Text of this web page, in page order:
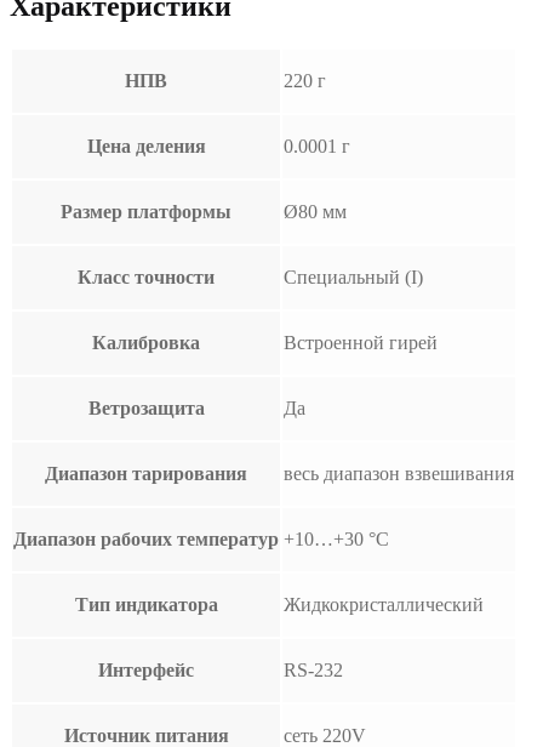
НПВ 220 г
Цена деления 0.0001 г
Размер платформы Ø80 мм
Класс точности Специальный (I)
Калибровка Встроенной гирей
Ветрозащита Да
Диапазон тарирования весь диапазон взвешивания
Диапазон рабочих температур +10…+30 °С
Тип индикатора Жидкокристаллический
Интерфейс RS-232
Источник питания сеть 220V